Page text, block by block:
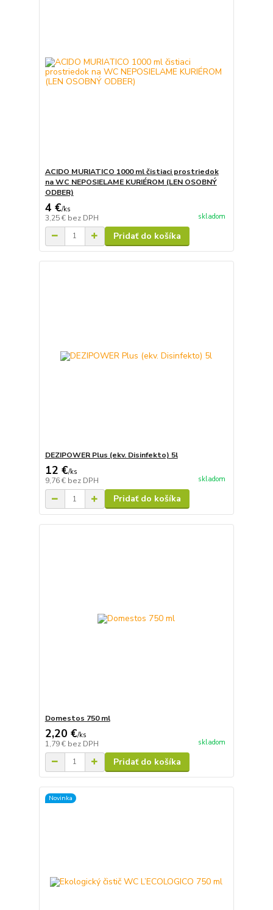
ACIDO MURIATICO 1000 ml čistiaci prostriedok
na WC NEPOSIELAME KURIÉROM (LEN OSOBNÝ
ODBER)
4 €/ks
3,25 € bez DPH skladom
Pridať do košíka
DEZIPOWER Plus (ekv. Disinfekto) 5l
12 €/ks
9,76 € bez DPH skladom
Pridať do košíka
Domestos 750 ml
2,20 €/ks
1,79 € bez DPH skladom
Pridať do košíka
Novinka